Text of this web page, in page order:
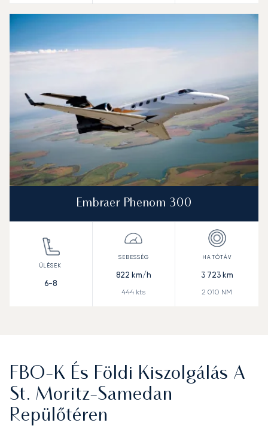
Embraer Phenom 300
6-8
822 km/h
444 kts
3 723km
2 010 NM
FBO-K És Földi Kiszolgálás A
St. Moritz-Samedan
Repülőtéren